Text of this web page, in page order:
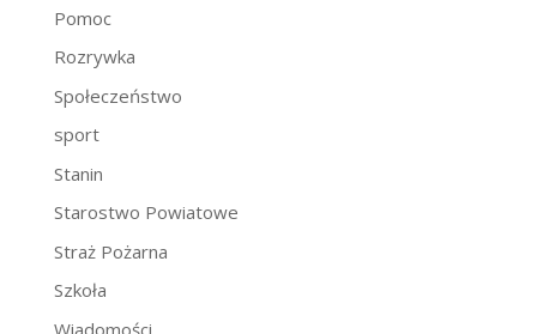
Pomoc
Rozrywka
Społeczeństwo
sport
Stanin
Starostwo Powiatowe
Straż Pożarna
Szkoła
Wiadomości